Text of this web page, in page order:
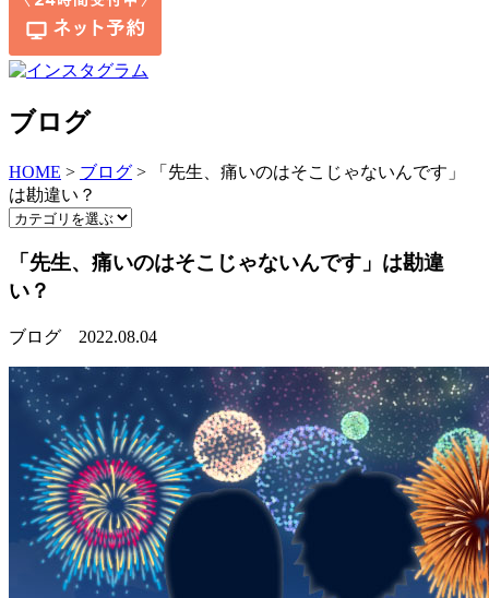
ブログ
HOME > ブログ >
「先生、痛いのはそこじゃないんです」
は勘違い？
「先生、痛いのはそこじゃないんです」は勘違
い？
ブログ 2022.08.04